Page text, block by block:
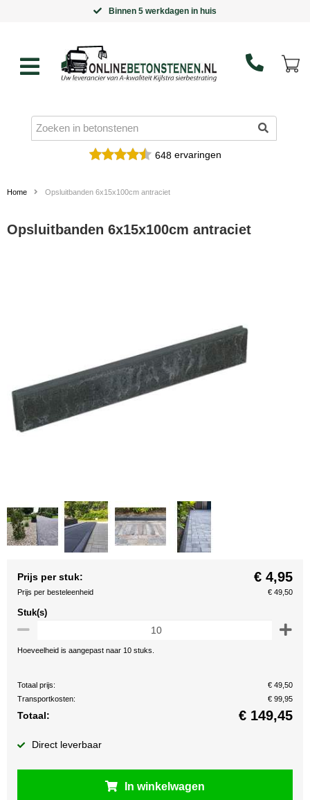
Binnen 5 werkdagen in huis
648ervaringen
Home Opsluitbanden 6x15x100cm antraciet
Opsluitbanden 6x15x100cm antraciet
Prijs per stuk: € 4,95
Prijs per besteleenheid € 49,50
Stuk(s)
Hoeveelheid is aangepast naar 10 stuks.
Totaal prijs:
€ 49,50
Transportkosten:
€ 99,95
Totaal: € 149,45
Direct leverbaar
In winkelwagen